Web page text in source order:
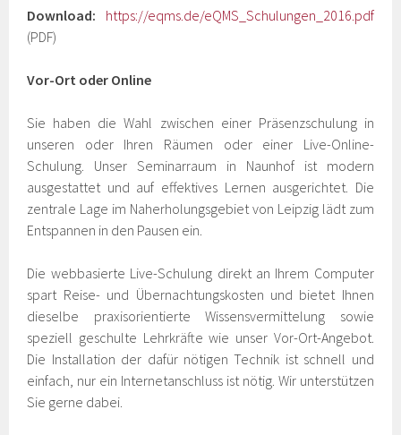
Download: https://eqms.de/eQMS_Schulungen_2016.pdf
(PDF)
Vor-Ort oder Online
Sie haben die Wahl zwischen einer Präsenzschulung in
unseren oder Ihren Räumen oder einer Live-Online-
Schulung. Unser Seminarraum in Naunhof ist modern
ausgestattet und auf effektives Lernen ausgerichtet. Die
zentrale Lage im Naherholungsgebiet von Leipzig lädt zum
Entspannen in den Pausen ein.
Die webbasierte Live-Schulung direkt an Ihrem Computer
spart Reise- und Übernachtungskosten und bietet Ihnen
dieselbe praxisorientierte Wissensvermittelung sowie
speziell geschulte Lehrkräfte wie unser Vor-Ort-Angebot.
Die Installation der dafür nötigen Technik ist schnell und
einfach, nur ein Internetanschluss ist nötig. Wir unterstützen
Sie gerne dabei.